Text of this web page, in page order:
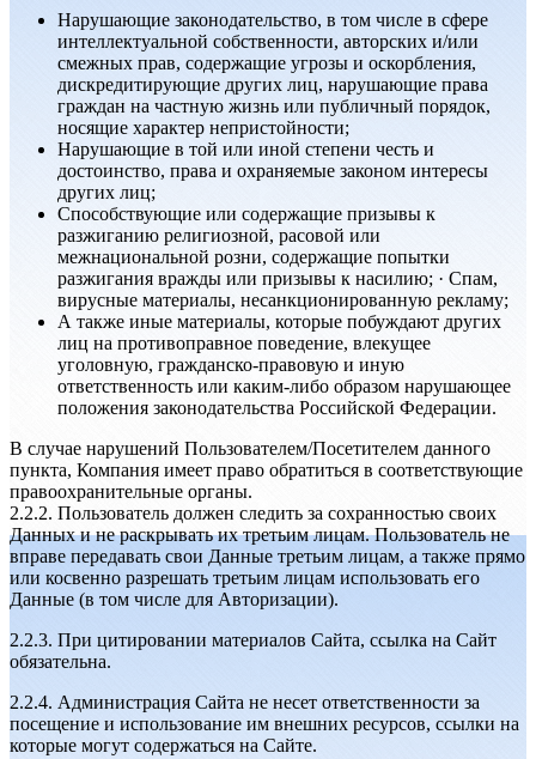
Нарушающие законодательство, в том числе в сфере
интеллектуальной собственности, авторских и/или
смежных прав, содержащие угрозы и оскорбления,
дискредитирующие других лиц, нарушающие права
граждан на частную жизнь или публичный порядок,
носящие характер непристойности;
Нарушающие в той или иной степени честь и
достоинство, права и охраняемые законом интересы
других лиц;
Способствующие или содержащие призывы к
разжиганию религиозной, расовой или
межнациональной розни, содержащие попытки
разжигания вражды или призывы к насилию; · Спам,
вирусные материалы, несанкционированную рекламу;
А также иные материалы, которые побуждают других
лиц на противоправное поведение, влекущее
уголовную, гражданско-правовую и иную
ответственность или каким-либо образом нарушающее
положения законодательства Российской Федерации.
В случае нарушений Пользователем/Посетителем данного
пункта, Компания имеет право обратиться в соответствующие
правоохранительные органы.
2.2.2. Пользователь должен следить за сохранностью своих
Данных и не раскрывать их третьим лицам. Пользователь не
вправе передавать свои Данные третьим лицам, а также прямо
или косвенно разрешать третьим лицам использовать его
Данные (в том числе для Авторизации).
2.2.3. При цитировании материалов Сайта, ссылка на Сайт
обязательна.
2.2.4. Администрация Сайта не несет ответственности за
посещение и использование им внешних ресурсов, ссылки на
которые могут содержаться на Сайте.